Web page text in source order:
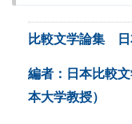
比較文学論集 日
編者：日本比較
本大学教授）